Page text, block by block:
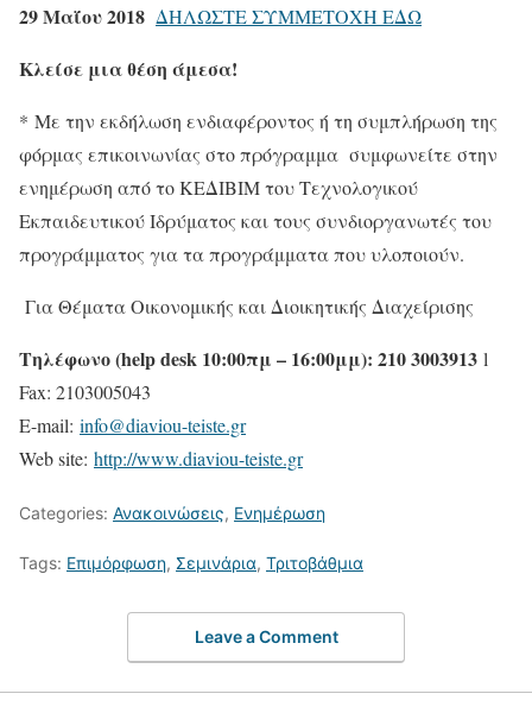
29 Μαΐου 2018 ΔΗΛΩΣΤΕ ΣΥΜΜΕΤΟΧΗ ΕΔΩ
Κλείσε μια θέση άμεσα!
* Με την εκδήλωση ενδιαφέροντος ή τη συμπλήρωση της
φόρμας επικοινωνίας στο πρόγραμμα συμφωνείτε στην
ενημέρωση από το ΚΕΔΙΒΙΜ του Τεχνολογικού
Εκπαιδευτικού Ιδρύματος και τους συνδιοργανωτές του
προγράμματος για τα προγράμματα που υλοποιούν.
Για Θέματα Οικονομικής και Διοικητικής Διαχείρισης
Τηλέφωνο (help desk 10:00πμ – 16:00μμ): 210 3003913 l
Fax: 2103005043
E-mail: info@diaviou-teiste.gr
Web site: http://www.diaviou-teiste.gr
Categories: Ανακοινώσεις, Ενημέρωση
Tags: Επιμόρφωση, Σεμινάρια, Τριτοβάθμια
Leave a Comment